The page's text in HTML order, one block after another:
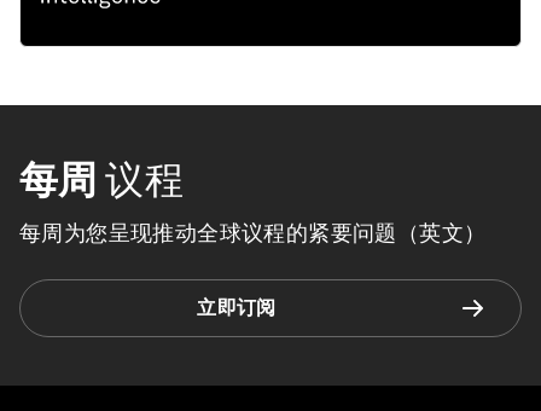
每周 议程
每周为您呈现推动全球议程的紧要问题（英文）
立即订阅